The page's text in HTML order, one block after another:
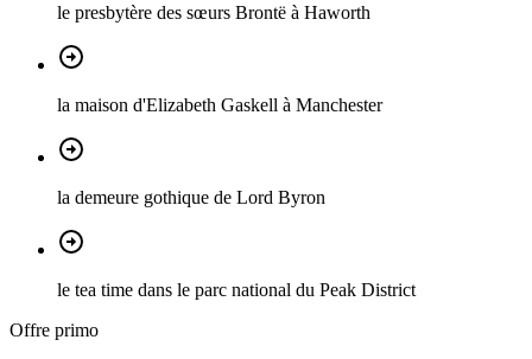
le presbytère des sœurs Brontë à Haworth
la maison d'Elizabeth Gaskell à Manchester
la demeure gothique de Lord Byron
le tea time dans le parc national du Peak District
Offre primo